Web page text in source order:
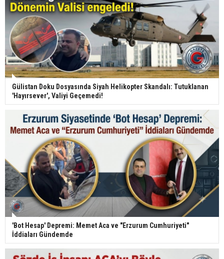
Gülistan Doku Dosyasında Siyah Helikopter Skandalı: Tutuklanan
'Hayırsever', Valiyi Geçemedi!
'Bot Hesap' Depremi: Memet Aca ve "Erzurum Cumhuriyeti"
İddiaları Gündemde